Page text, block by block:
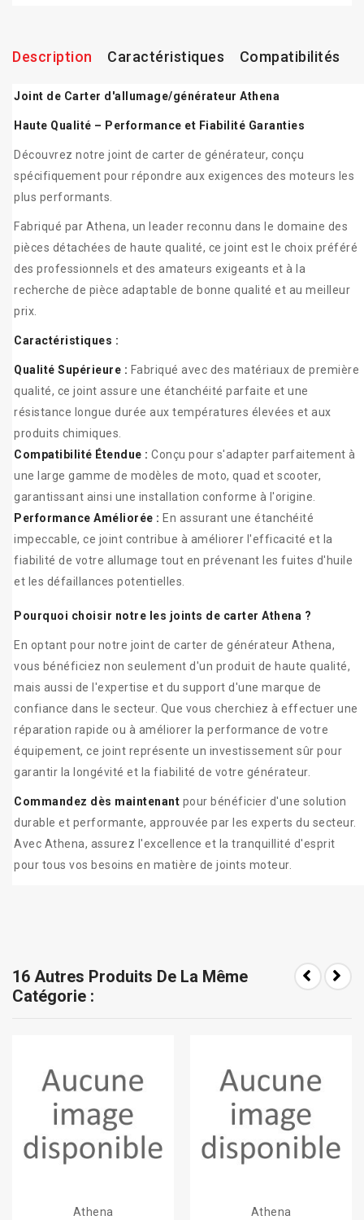
Description Caractéristiques Compatibilités
Joint de Carter d'allumage/générateur Athena
Haute Qualité – Performance et Fiabilité Garanties
Découvrez notre joint de carter de générateur, conçu
spécifiquement pour répondre aux exigences des moteurs les
plus performants.
Fabriqué par Athena, un leader reconnu dans le domaine des
pièces détachées de haute qualité, ce joint est le choix préféré
des professionnels et des amateurs exigeants et à la
recherche de pièce adaptable de bonne qualité et au meilleur
prix.
Caractéristiques :
Qualité Supérieure : Fabriqué avec des matériaux de première
qualité, ce joint assure une étanchéité parfaite et une
résistance longue durée aux températures élevées et aux
produits chimiques.
Compatibilité Étendue : Conçu pour s'adapter parfaitement à
une large gamme de modèles de moto, quad et scooter,
garantissant ainsi une installation conforme à l'origine.
Performance Améliorée : En assurant une étanchéité
impeccable, ce joint contribue à améliorer l'efficacité et la
fiabilité de votre allumage tout en prévenant les fuites d'huile
et les défaillances potentielles.
Pourquoi choisir notre les joints de carter Athena ?
En optant pour notre joint de carter de générateur Athena,
vous bénéficiez non seulement d'un produit de haute qualité,
mais aussi de l'expertise et du support d'une marque de
confiance dans le secteur. Que vous cherchiez à effectuer une
réparation rapide ou à améliorer la performance de votre
équipement, ce joint représente un investissement sûr pour
garantir la longévité et la fiabilité de votre générateur.
Commandez dès maintenant pour bénéficier d'une solution
durable et performante, approuvée par les experts du secteur.
Avec Athena, assurez l'excellence et la tranquillité d'esprit
pour tous vos besoins en matière de joints moteur.
16 Autres Produits De La Même
Catégorie :
Athena
Athena